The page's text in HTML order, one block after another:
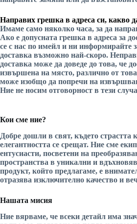
Направих грешка в адреса си, какво
Имаме само няколко часа, за да
Ако е допусната грешка в адреса за
се с нас по имейл и ни информирайте
доставка възможно най-скоро.
доставка може да доведе до това, че
извършена на място, различно от
може изобщо да попречи на
Ние не носим отговорност в тези
Кои сме ние?
Добре дошли в свят, където страстта
елегантността се срещат. Ние сме
ентусиасти, посветени на
пространства в уникални и
продукт, който предлагаме, е
отразява изключително качество и
Нашата мисия
Ние вярваме, че всеки детайл има